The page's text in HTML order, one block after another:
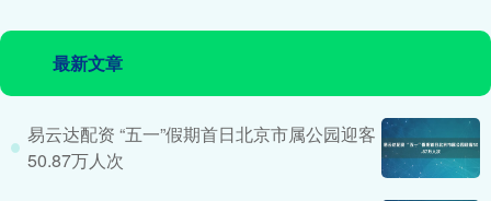
最新文章
易云达配资 “五一”假期首日北京市属公园迎客
50.87万人次